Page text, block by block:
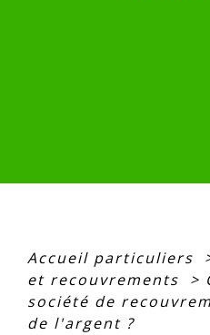
Accueil particuliers
et recouvrements
>
société de
de l'argent ?